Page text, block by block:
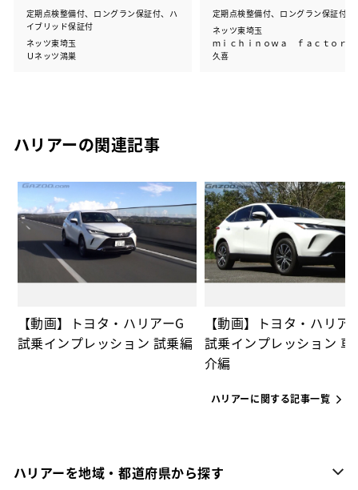
定期点検整備付、ロングラン保証付、ハ
イブリッド保証付
ネッツ東埼玉
Ｕネッツ鴻巣
定期点検整備付、ロングラン保証付
ネッツ東埼玉
ｍｉｃｈｉｎｏｗａ ｆａｃｔｏｒ
久喜
ハリアーの関連記事
【動画】トヨタ・ハリアーG
試乗インプレッション 試乗編
【動画】トヨタ・ハリア
試乗インプレッション 車
介編
ハリアーに関する記事一覧
ハリアーを地域・都道府県から探す